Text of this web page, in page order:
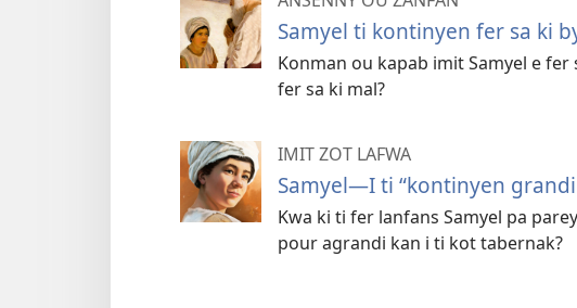
Samyel ti kontinyen fer sa ki
Konman ou kapab imit Samyel e
fer sa ki mal?
IMIT ZOT LAFWA
Samyel—I ti “kontinyen grandi
Kwa ki ti fer lanfans Samyel pa
pour agrandi kan i ti kot tabernak?